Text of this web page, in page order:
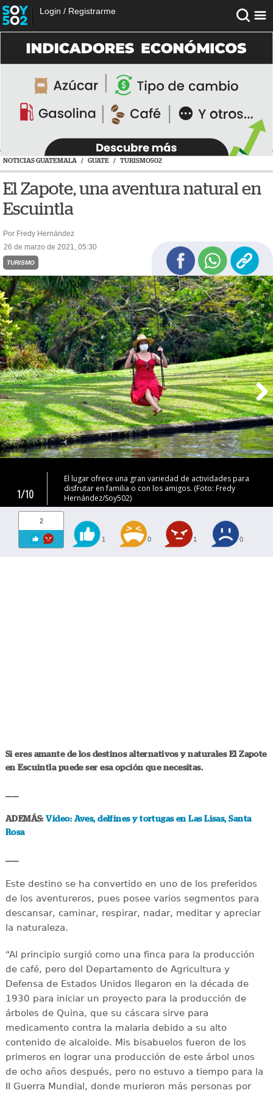
Login / Registrarme
NOTICIAS GUATEMALA / GUATE / TURISMO502
El Zapote, una aventura natural en
Escuintla
Por Fredy Hernández
26 de marzo de 2021, 05:30
TURISMO
1/10
El lugar ofrece una gran variedad de actividades para
disfrutar en familia o con los amigos. (Foto: Fredy
Hernández/Soy502)
2
1 0 1 0
Si eres amante de los destinos alternativos y naturales El Zapote
en Escuintla puede ser esa opción que necesitas.
ADEMÁS:Video: Aves, delfines y tortugas en Las Lisas, Santa
Rosa
Este destino se ha convertido en uno de los preferidos
de los aventureros, pues posee varios segmentos para
descansar, caminar, respirar, nadar, meditar y apreciar
la naturaleza.
“Al principio surgió como una finca para la producción
de café, pero del Departamento de Agricultura y
Defensa de Estados Unidos llegaron en la década de
1930 para iniciar un proyecto para la producción de
árboles de Quina, que su cáscara sirve para
medicamento contra la malaria debido a su alto
contenido de alcaloide. Mis bisabuelos fueron de los
primeros en lograr una producción de este árbol unos
de ocho años después, pero no estuvo a tiempo para la
II Guerra Mundial, donde murieron más personas por